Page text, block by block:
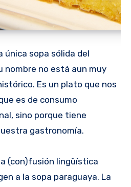
única sopa sólida del
nombre no está aun muy
Es un plato que nos
es de consumo
sino porque tiene
gastronomía.
(con)fusión lingüística
a la sopa paraguaya. La